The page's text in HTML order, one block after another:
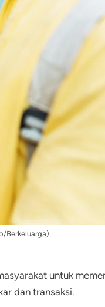
Berkeluarga)
untuk
dan transaksi.